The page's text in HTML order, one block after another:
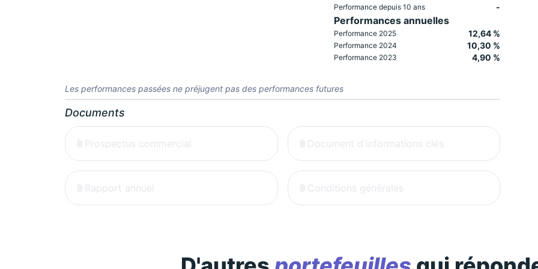
Performance depuis 10 ans -
Performances annuelles
Performance 2025 12,64 %
Performance 2024 10,30 %
Performance 2023 4,90 %
Les performances passées ne préjugent pas des performances futures
Documents
Prospectus commercial Document d'informations clés
Rapport annuel Conditions générales